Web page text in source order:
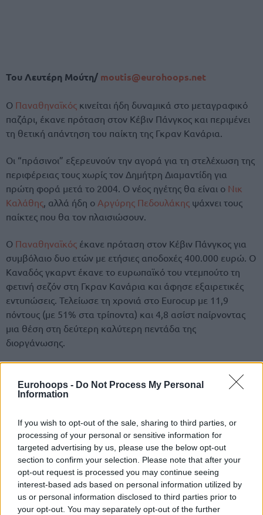
Eurohoops - Do Not Process My Personal
Information
If you wish to opt-out of the sale, sharing to third parties, or
processing of your personal or sensitive information for
targeted advertising by us, please use the below opt-out
section to confirm your selection. Please note that after your
opt-out request is processed you may continue seeing
interest-based ads based on personal information utilized by
us or personal information disclosed to third parties prior to
your opt-out. You may separately opt-out of the further
Του Λευτέρη Μούτη/ moutis@eurohoops.net
Ο Παναθηναϊκός κινείται ήδη δυναμικά στο μεταγραφικό
παζάρι, έκανε πρόταση στον Κέβιν Πάνγκος και περιμένει
τη θετική απάντηση του παίκτη της Γκραν Κανάρια.
Οι “πράσινοι” εξερευνούν την αγορά για τη στελέχωση της
περιφέρειας τους χωρίς τον Δημήτρη Διαμαντίδη για
πρώτη φορά μετά το 2004. Ο νέος ηγέτης θα είναι ο Νικ
Καλάθης , αλλά ήδη ο Αργύρης Πεδουλάκης ψάχνει τους
παίκτες που θα τον πλαισιώσουν.
Ο Παναθηναϊκός έκανε πρόταση στον Κέβιν Πάνγκος για
συμβόλαιο δυο ετών με ετήσιες αποδοχές 400.000 ευρώ. Ο
Καναδός γκαρντ έκανε το ευρωπαϊκό του ντεμπούτο τη
φετινή σεζόν στη Γκραν Κανάρια και άφησε εξαιρετικές
εντυπώσεις. Τελείωσε τη χρονιά στο Eurocup με 11,9
πόντους (με 51% στα τρίποντα) και 4,8 ασίστ παίρνοντας
μια θέση στη δεύτερη καλύτερη πεντάδα της
διοργάνωσης.
αρκετά… Ελλάδα, ωστόσο δεν έχει σχέση με τη χώρα μας.
Είναι Καναδός (έχει αγωνιστεί σε όλες τις μικρές εθνικές
λόγω του σλοβενικού διαβατηρίου που διαθέτει.
Ο Πάνγκος υπέγραψε διετές συμβόλαιο με την ισπανική
ομάδα το καλοκαίρι του 2015 μετά την τετραετή θητεία
του στο πανεπιστήμιο Γκονζάγκα. Ωστόσο, μπορεί να μείνει
ελεύθερος αν λάβει η Γκραν Κανάρια πολύ ένα buy out
ύψους 70.000 ευρώ περίπου.